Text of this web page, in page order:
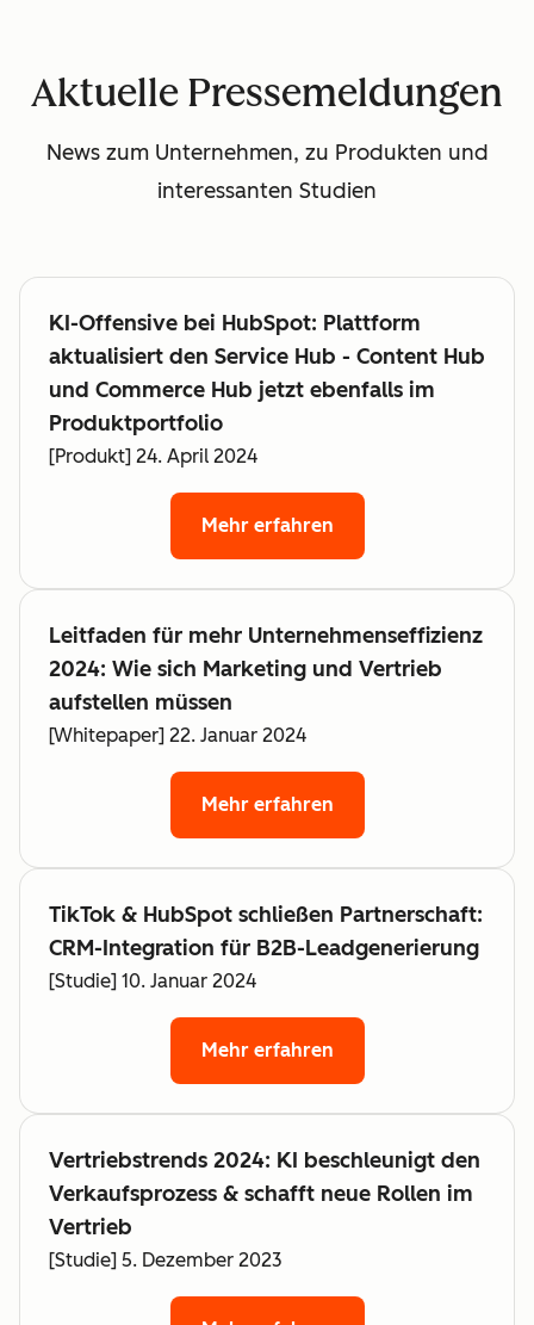
Aktuelle Pressemeldungen
News zum Unternehmen, zu Produkten und
interessanten Studien
KI-Offensive bei HubSpot: Plattform
aktualisiert den Service Hub - Content Hub
und Commerce Hub jetzt ebenfalls im
Produktportfolio
[Produkt] 24. April 2024
Mehr erfahren
Leitfaden für mehr Unternehmenseffizienz
2024: Wie sich Marketing und Vertrieb
aufstellen müssen
[Whitepaper] 22. Januar 2024
Mehr erfahren
TikTok & HubSpot schließen Partnerschaft:
CRM-Integration für B2B-Leadgenerierung
[Studie] 10. Januar 2024
Mehr erfahren
Vertriebstrends 2024: KI beschleunigt den
Verkaufsprozess & schafft neue Rollen im
Vertrieb
[Studie] 5. Dezember 2023